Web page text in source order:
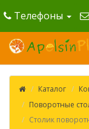
Телефоны
Каталог
Поворотные
Столик